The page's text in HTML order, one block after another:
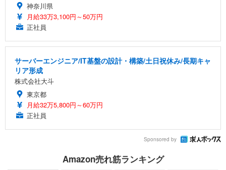
神奈川県
月給33万3,100円～50万円
正社員
サーバーエンジニア/IT基盤の設計・構築/土日祝休み/長期キャ
リア形成
株式会社大斗
東京都
月給32万5,800円～60万円
正社員
Sponsored by
Amazon売れ筋ランキング